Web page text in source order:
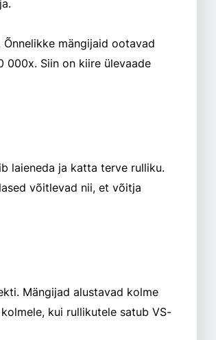
mängijaid ootavad
000x. Siin on kiire ülevaade
laieneda ja katta terve rulliku.
võitlevad nii, et võitja
Mängijad alustavad kolme
kui rullikutele satub VS-